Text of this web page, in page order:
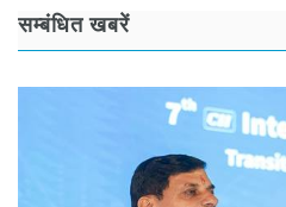
सम्बंधित खबरें